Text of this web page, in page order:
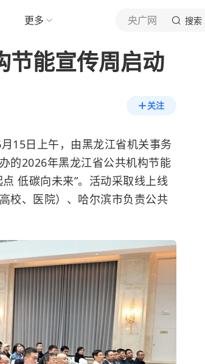
更多 央广网 搜索
节能宣传周启动
关注
15日上午，由黑龙江省机关事务
的2026年黑龙江省公共机构节能
低碳向未来”。活动采取线上线
校、医院）、哈尔滨市负责公共